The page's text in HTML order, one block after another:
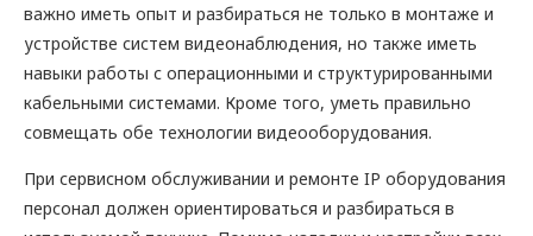
важно иметь опыт и разбираться не только в монтаже и
устройстве систем видеонаблюдения, но также иметь
навыки работы с операционными и структурированными
кабельными системами. Кроме того, уметь правильно
совмещать обе технологии видеооборудования.
При сервисном обслуживании и ремонте IP оборудования
персонал должен ориентироваться и разбираться в